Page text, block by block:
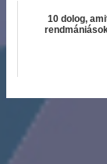
10 dolog,